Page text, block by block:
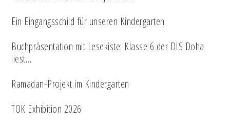
Ein Eingangsschild für unseren Kindergarten
Buchpräsentation mit Lesekiste: Klasse 6 der DIS Doha
liest…
Ramadan-Projekt im Kindergarten
TOK Exhibition 2026